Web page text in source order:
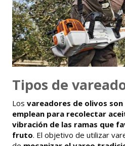
Tipos de
Los vareadores de olivos
emplean para recolectar
vibración de las ramas que
fruto. El objetivo de utilizar